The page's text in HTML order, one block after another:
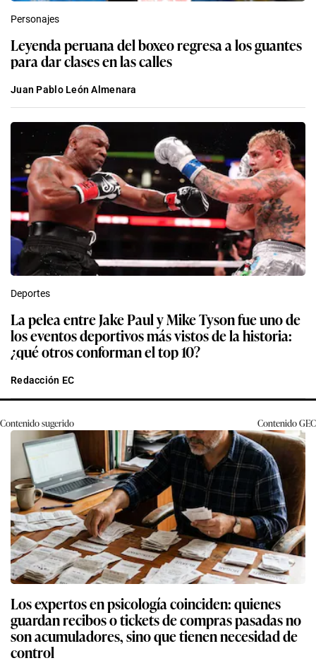
Personajes
Leyenda peruana del boxeo regresa a los guantes
para dar clases en las calles
Juan Pablo León Almenara
Deportes
La pelea entre Jake Paul y Mike Tyson fue uno de
los eventos deportivos más vistos de la historia:
¿qué otros conforman el top 10?
Redacción EC
Contenido sugerido ContenidoGEC
Los expertos en psicología coinciden: quienes
guardan recibos o tickets de compras pasadas no
son acumuladores, sino que tienen necesidad de
control